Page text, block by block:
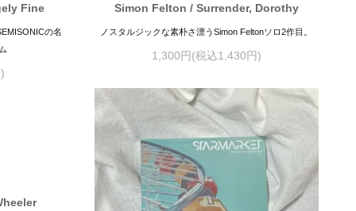
Fine
の名
Simon Felton / Surrender, Dorothy
ノスタルジックな素朴さ漂うSimon Feltonソロ2作目。
1,300円(税込1,430円)